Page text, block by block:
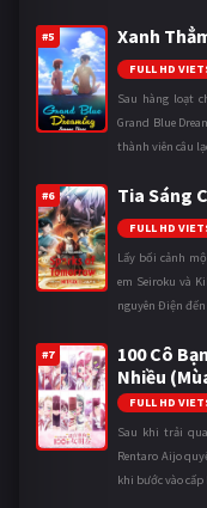
#5 Xanh
FULL HD
Sau hàng loạt
Grand Blue
thành viên câu
#6 Tia Sáng
FULL HD
Lấy bối cảnh
em Seiroku và
nguyên Điện
#7
100 Cô
Nhiều
FULL HD
Sau khi trải
Rentaro Aijo
khi bước vào